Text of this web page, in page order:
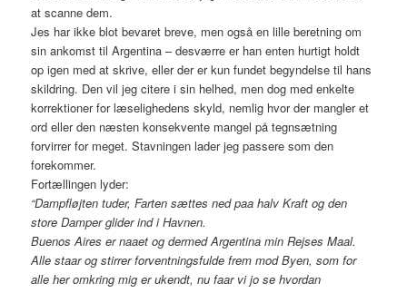
at scanne dem.
Jes har ikke blot bevaret breve, men også en lille beretning om
sin ankomst til Argentina – desværre er han enten hurtigt holdt
op igen med at skrive, eller der er kun fundet begyndelse til hans
skildring. Den vil jeg citere i sin helhed, men dog med enkelte
korrektioner for læselighedens skyld, nemlig hvor der mangler et
ord eller den næsten konsekvente mangel på tegnsætning
forvirrer for meget. Stavningen lader jeg passere som den
forekommer.
Fortællingen lyder:
“Dampfløjten tuder, Farten sættes ned paa halv Kraft og den
store Damper glider ind i Havnen.
Buenos Aires er naaet og dermed Argentina min Rejses Maal.
Alle staar og stirrer forventningsfulde frem mod Byen, som for
alle her omkring mig er ukendt, nu faar vi jo se hvordan